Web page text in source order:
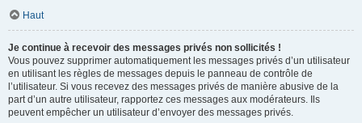
Haut
Je continue à recevoir des messages privés non sollicités !
Vous pouvez supprimer automatiquement les messages privés d’un utilisateur
en utilisant les règles de messages depuis le panneau de contrôle de
l’utilisateur. Si vous recevez des messages privés de manière abusive de la
part d’un autre utilisateur, rapportez ces messages aux modérateurs. Ils
peuvent empêcher un utilisateur d’envoyer des messages privés.